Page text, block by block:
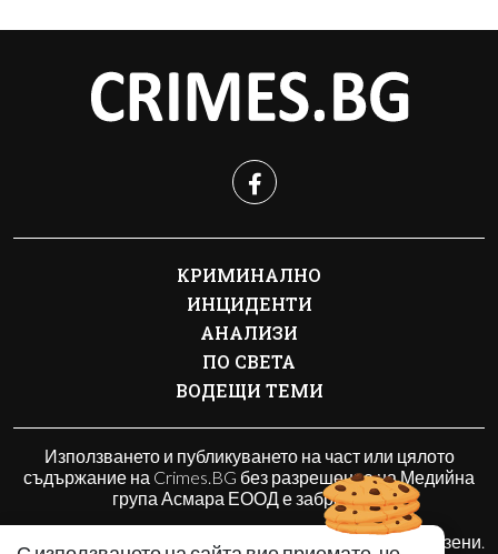
КРИМИНАЛНО
ИНЦИДЕНТИ
АНАЛИЗИ
ПО СВЕТА
ВОДЕЩИ ТЕМИ
Използването и публикуването на част или цялото
съдържание на Crimes.BG без разрешение на Медийна
група Асмара ЕООД е забранено.
© 2010 - 2026 | Crimes.BG. Всички права запазени.